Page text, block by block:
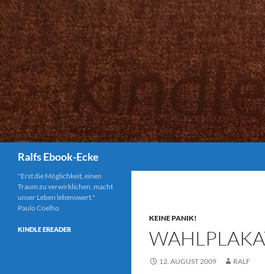
Ralfs Ebook-Ecke
KEINE PANIK!
12. AUGUST 2009 RALF
"Erst die Möglichkeit, einen
Traum zu verwirklichen, macht
unser Leben lebenswert."
Paulo Coelho
KINDLE EREADER